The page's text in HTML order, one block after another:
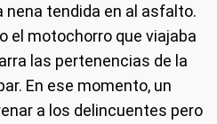
nena tendida en al asfalto.
el motochorro que viajaba
las pertenencias de la
En ese momento, un
a los delincuentes pero